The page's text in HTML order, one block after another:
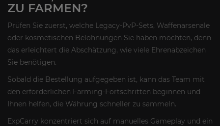
ZU FARMEN?
Prüfen Sie zuerst, welche Legacy-PvP-Sets, Waffenarsenale
oder kosmetischen Belohnungen Sie haben möchten, denn
das erleichtert die Abschätzung, wie viele Ehrenabzeichen
Sie benötigen.
Sobald die Bestellung aufgegeben ist, kann das Team mit
den erforderlichen Farming-Fortschritten beginnen und
Ihnen helfen, die Währung schneller zu sammeln.
ExpCarry konzentriert sich auf manuelles Gameplay und ein